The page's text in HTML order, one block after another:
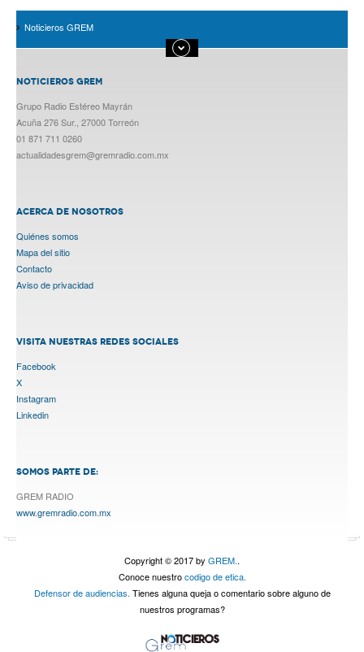
Noticieros GREM
NOTICIEROS GREM
Grupo Radio Estéreo Mayrán
Acuña 276 Sur., 27000 Torreón
01 871 711 0260
actualidadesgrem@gremradio.com.mx
ACERCA DE NOSOTROS
Quiénes somos
Mapa del sitio
Contacto
Aviso de privacidad
VISITA NUESTRAS REDES SOCIALES
Facebook
X
Instagram
Linkedin
SOMOS PARTE DE:
GREM RADIO
www.gremradio.com.mx
Copyright © 2017 by GREM..
Conoce nuestrocodigo de etica.
Defensor de audiencias. Tienes alguna queja o comentario sobre alguno de
nuestros programas?